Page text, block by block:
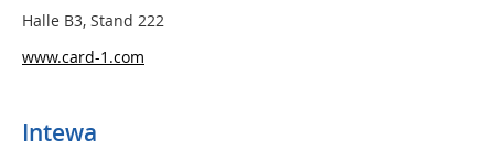
Halle B3, Stand 222
www.card-1.com
Intewa